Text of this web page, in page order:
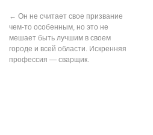
← Он не считает свое призвание
чем-то особенным, но это не
мешает быть лучшим в своем
городе и всей области. Искренняя
профессия — сварщик.